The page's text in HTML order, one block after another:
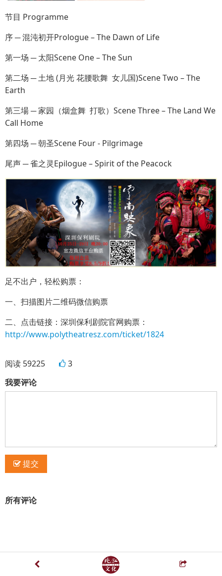
节目 Programme
序 ─ 混沌初开Prologue – The Dawn of Life
第一场 ─ 太阳Scene One – The Sun
第二场 ─ 土地 (月光 花腰歌舞 女儿国)Scene Two – The
Earth
第三場 ─ 家园（烟盒舞 打歌）Scene Three – The Land We
Call Home
第四场 ─ 朝圣Scene Four - Pilgrimage
尾声 ─ 雀之灵Epilogue – Spirit of the Peacock
足不出户，轻松购票：
一、扫描图片二维码微信购票
二、点击链接：深圳保利剧院官网购票：
http://www.polytheatresz.com/ticket/1824
阅读 59225
3
我要评论
提交
所有评论